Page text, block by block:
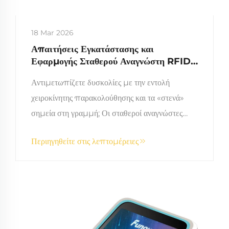
18 Mar 2026
Απαιτήσεις Εγκατάστασης και
Εφαρμογής Σταθερού Αναγνώστη RFID
Αντιμετωπίζετε δυσκολίες με την εντολή
χειροκίνητης παρακολούθησης και τα «στενά»
σημεία στη γραμμή; Οι σταθεροί αναγνώστες
δευτερόλεπτα/ενέργεια, αυξάνουν την ακρίβεια
αντιμετώπιση παρεμβολών από μέταλλα.
Περιηγηθείτε στις λεπτομέρειες